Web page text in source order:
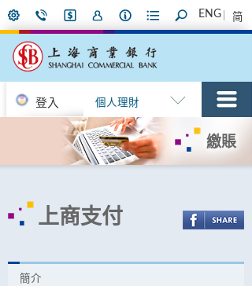
ENG 简
登入 個人理財
繳賬
上商支付
簡介